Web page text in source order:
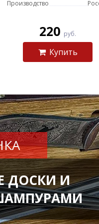
Производство
220 руб.
Купить
ДОСКИ И